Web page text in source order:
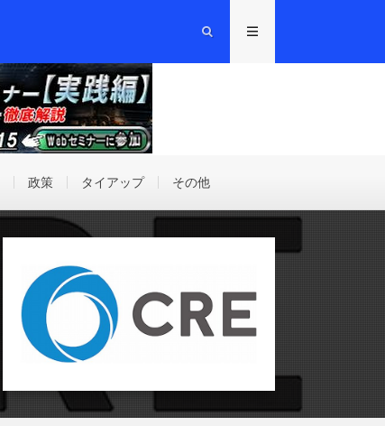
政策 タイアップ その他